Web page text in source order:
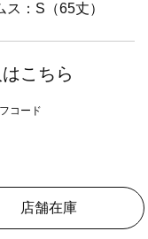
：S（65丈）
こちら
店舗在庫